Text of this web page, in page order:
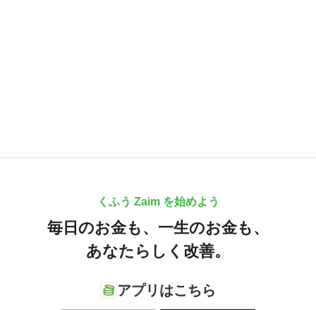
くふう Zaim を始めよう
毎日のお金も、 一生のお金も、
あなたらしく改善。
アプリはこちら